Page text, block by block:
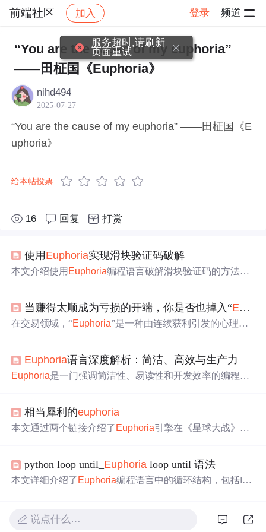
前端社区 加入 登录 频道
社区 前端社区 感慨 帖子详情
“You are the cause of my euphoria”
——田柾国《Euphoria》
nihd494
2025-07-27
“You are the cause of my euphoria” ——田柾国《E
uphoria》
给本帖投票
16 回复 打赏
使用 Euphoria实现滑块验证码破解
本文介绍使用 Euphoria编程语言破解滑块验证码的方法。
将各步骤整合为完整程序，实现滑块验证码的破解。
当赚得太顺成为亏损的开端，你是否也掉入“Eupho
在交易领域，“Euphoria”是一种由连续获利引发的心理陷
接受不确定性管理，还可通过实战锤炼交易心理。
Euphoria语言深度解析：简洁、高效与生产力
Euphoria是一门强调简洁性、易读性和开发效率的编程语
的应用。Euphoria支持动态类型和解释执行，同时具备将
代码翻译为C的能力，兼顾开发速度与运行性能。适用于
相当犀利的euphoria
本文通过两个链接介绍了 Euphoria引擎在《星球大战》中
python loop until_ Euphoria loop until 语法
本文详细介绍了 Euphoria编程语言中的循环结构，包括loo
说点什么…
服务超时,请刷新
页面重试